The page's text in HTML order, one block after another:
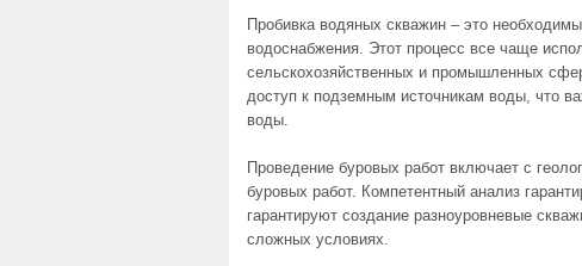
Пробивка водяных скважин – это
водоснабжения. Этот процесс все чаще
сельскохозяйственных и промышленных
доступ к подземным источникам воды, что
воды.
Проведение буровых работ включает с
буровых работ. Компетентный анализ
гарантируют создание разноуровневые
сложных условиях.